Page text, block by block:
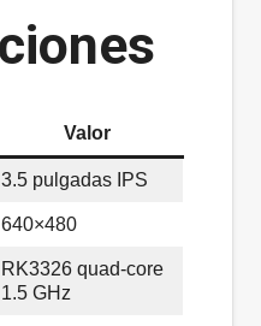
Valor
3.5 pulgadas IPS
640×480
RK3326 quad-core
1.5 GHz